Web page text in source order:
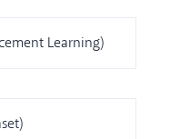
Learning)